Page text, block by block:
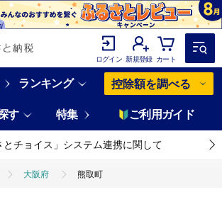
ログイン 新規登録 カート
ランキング 控除額を調べる
す 特集 ご利用ガイド
とチョイス」システム連携に関して
大阪府 熊取町